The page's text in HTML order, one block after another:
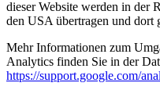
dieser Website werden in der
den USA übertragen und dort
Mehr Informationen zum
Analytics finden Sie in der
https://support.google.com/